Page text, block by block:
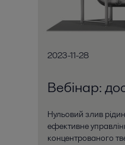
2023-11-28
Вебінар:
Нульовий злив
ефективне
концентрованого